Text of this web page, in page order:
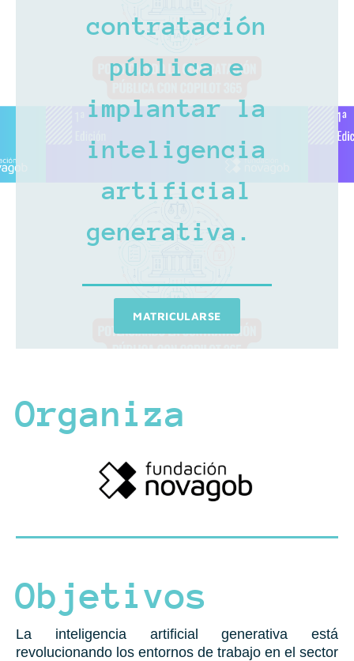
contratación
pública e
implantar la
inteligencia
artificial
generativa.
MATRICULARSE
Organiza
Objetivos
La inteligencia artificial generativa está
revolucionando los entornos de trabajo en el sector